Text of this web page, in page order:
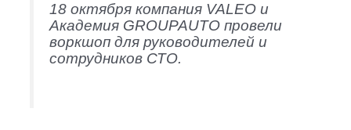
18 октября компания VALEO и
Академия GROUPAUTO провели
воркшоп для руководителей и
сотрудников СТО.